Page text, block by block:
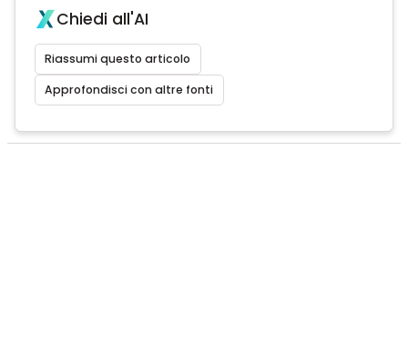
Chiedi all'AI
Riassumi questo articolo
Approfondisci con altre fonti